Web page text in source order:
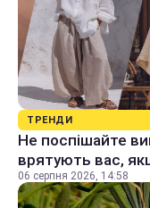
ТРЕНДИ
Не поспішайте
врятують вас,
06 серпня 2026, 14:58